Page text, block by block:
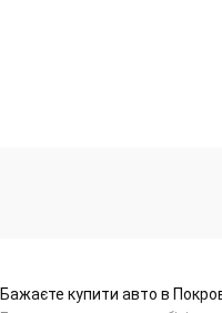
Бажаєте купити авто в